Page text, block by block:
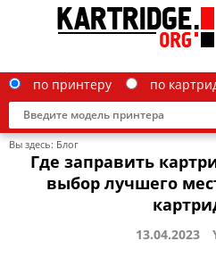
по принтеру по
Вы здесь: Блог
Где заправить
выбор лучшего
13.04.2023